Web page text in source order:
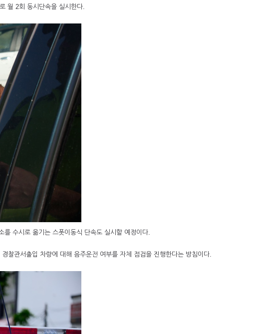
월 2회 동시단속을 실시한다.
수시로 옮기는 스폿이동식 단속도 실시할 예정이다.
찰관서출입 차량에 대해 음주운전 여부를 자체 점검을 진행한다는 방침이다.